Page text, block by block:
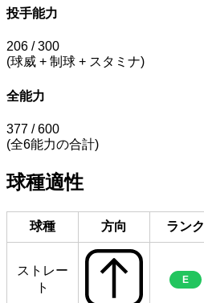
投手能力
206 / 300
(球威 + 制球 + スタミナ)
全能力
377 / 600
(全6能力の合計)
球種適性
球種 方向 ランク
ストレー
ト
E